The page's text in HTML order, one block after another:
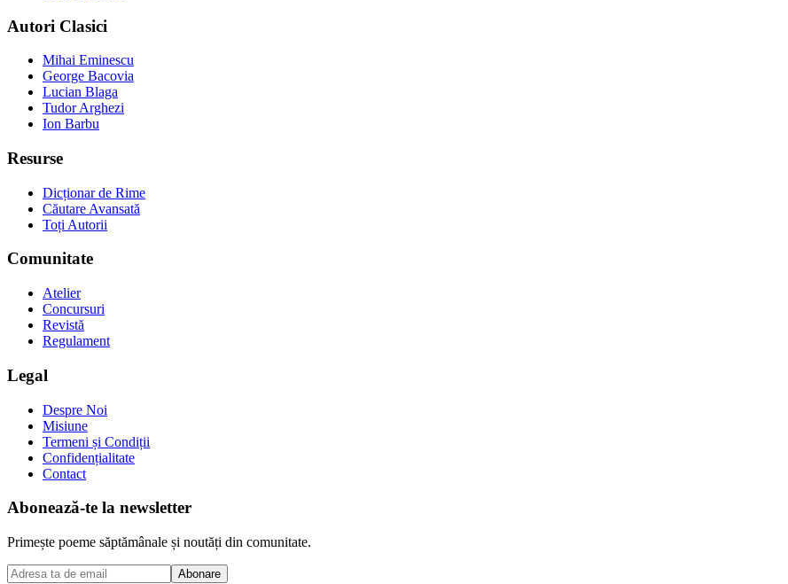
Autori Clasici
Mihai Eminescu
George Bacovia
Lucian Blaga
Tudor Arghezi
Ion Barbu
Resurse
Dicționar de Rime
Căutare Avansată
Toți Autorii
Comunitate
Atelier
Concursuri
Revistă
Regulament
Legal
Despre Noi
Misiune
Termeni și Condiții
Confidențialitate
Contact
Abonează-te la newsletter
Primește poeme săptămânale și noutăți din comunitate.
Abonare